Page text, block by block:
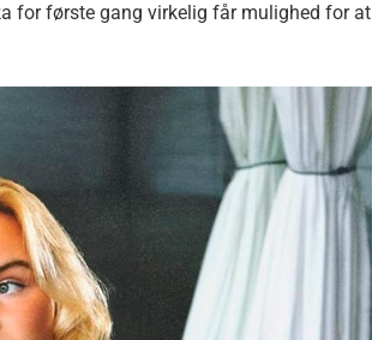
for første gang virkelig får mulighed for at